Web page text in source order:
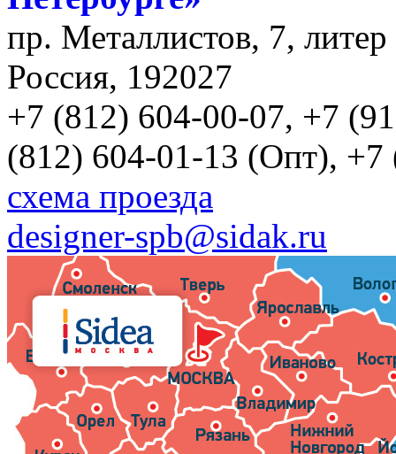
пр. Металлистов, 7,
Россия, 192027
+7 (812) 604-00-07, +7
(812) 604-01-13 (Опт), +7
схема проезда
designer-spb@sidak.ru